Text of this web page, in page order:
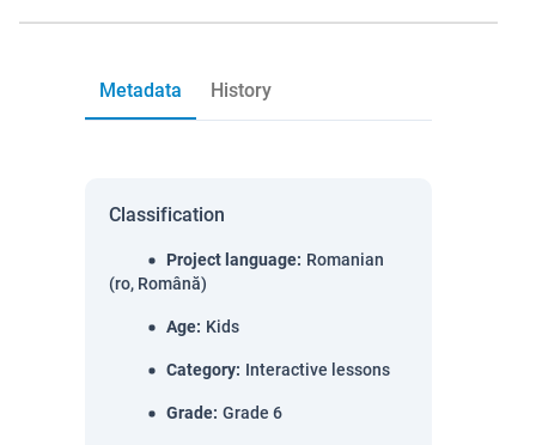
Metadata History
Classification
Project language: Romanian
(ro, Română)
Age: Kids
Category: Interactive lessons
Grade: Grade 6